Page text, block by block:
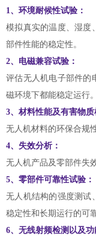
1、环境耐候性试验：
模拟真实的温度、湿度
部件性能的稳定性。
2、电磁兼容试验：
评估无人机电子部件的
磁环境下都能稳定运行。
3、材料性能及有害物质
无人机材料的环保合规性
4、失效分析：
无人机产品及零部件失
5、零部件可靠性试验：
无人机结构的强度测试
稳定性和长期运行的可
6、无线射频检测以及功